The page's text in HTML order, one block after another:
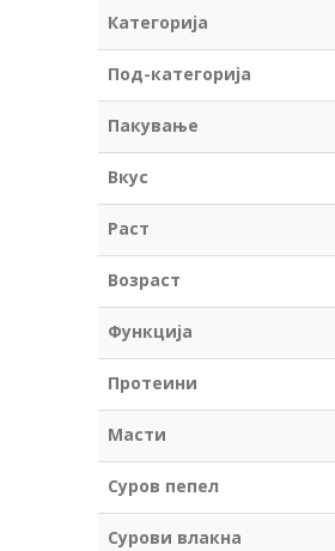
Категорија
Под-категорија
Пакување
Вкус
Раст
Возраст
Функција
Протеини
Масти
Суров пепел
Сурови влакна